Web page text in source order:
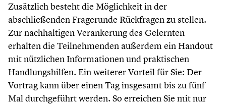
Zusätzlich besteht die Möglichkeit in der
abschließenden Fragerunde Rückfragen zu stellen.
Zur nachhaltigen Verankerung des Gelernten
erhalten die Teilnehmenden außerdem ein Handout
mit nützlichen Informationen und praktischen
Handlungshilfen. Ein weiterer Vorteil für Sie: Der
Vortrag kann über einen Tag insgesamt bis zu fünf
Mal durchgeführt werden. So erreichen Sie mit nur